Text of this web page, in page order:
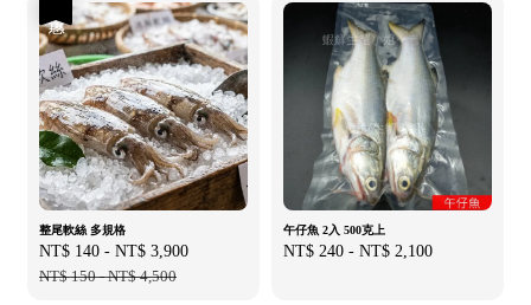
整尾軟絲 多規格
Sale
price
NT$ 140 - NT$ 3,900
NT$ 150-NT$ 4,500
午仔魚 2入 500克上
Regular
NT$ 240 - NT$ 2,100